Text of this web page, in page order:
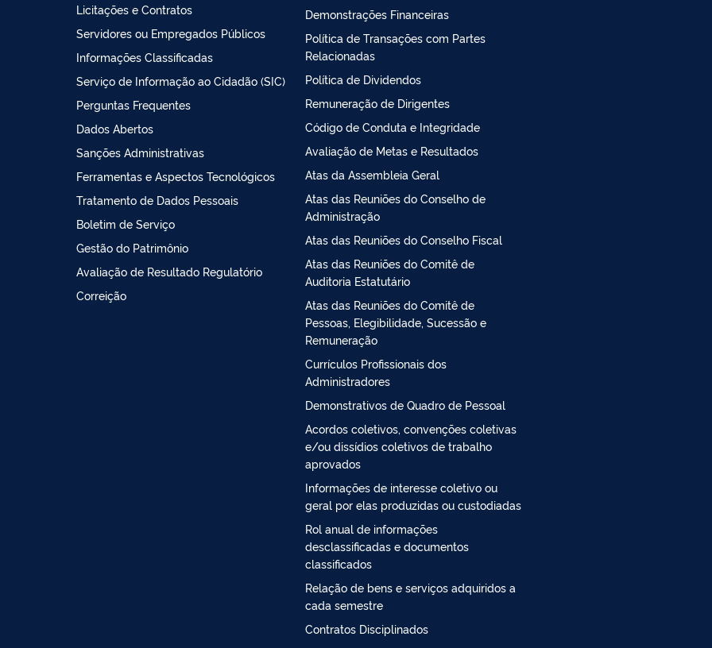
Licitações e Contratos
Servidores ou Empregados Públicos
Informações Classificadas
Serviço de Informação ao Cidadão (SIC)
Perguntas Frequentes
Dados Abertos
Sanções Administrativas
Ferramentas e Aspectos Tecnológicos
Tratamento de Dados Pessoais
Boletim de Serviço
Gestão do Patrimônio
Avaliação de Resultado Regulatório
Correição
Demonstrações Financeiras
Política de Transações com Partes
Relacionadas
Política de Dividendos
Remuneração de Dirigentes
Código de Conduta e Integridade
Avaliação de Metas e Resultados
Atas da Assembleia Geral
Atas das Reuniões do Conselho de
Administração
Atas das Reuniões do Conselho Fiscal
Atas das Reuniões do Comitê de
Auditoria Estatutário
Atas das Reuniões do Comitê de
Pessoas, Elegibilidade, Sucessão e
Remuneração
Currículos Profissionais dos
Administradores
Demonstrativos de Quadro de Pessoal
Acordos coletivos, convenções coletivas
e/ou dissídios coletivos de trabalho
aprovados
Informações de interesse coletivo ou
geral por elas produzidas ou custodiadas
Rol anual de informações
desclassificadas e documentos
classificados
Relação de bens e serviços adquiridos a
cada semestre
Contratos Disciplinados